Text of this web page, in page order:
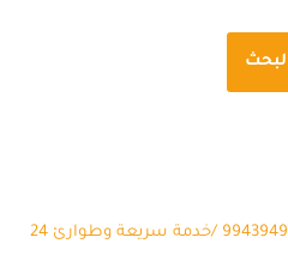
فني صحي المنطقة العاشرة / 99439496 /خدمة سريعة وطوارئ 24